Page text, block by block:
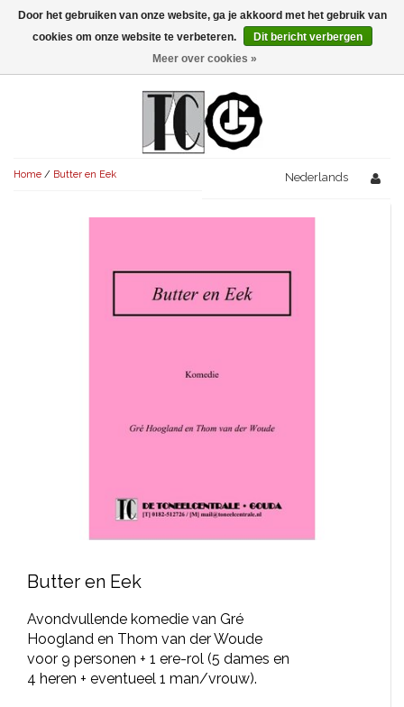
Menu
AVONDVULLEND (+75')
KORT (-30')
AVONDVULLEND (+75')
OVERIG (30'-75')
AVONDVULLEND (+75')
SPEKTAKELSTUKKEN
JONGERENTONEEL
THEATERBOEKEN
SKETCHES
Home / Butter en Eek Nederlands
Butter en Eek
Avondvullende komedie van Gré
Hoogland en Thom van der Woude
voor 9 personen + 1 ere-rol (5 dames en
4 heren + eventueel 1 man/vrouw).
Door het gebruiken van onze website, ga je akkoord met het gebruik van
cookies om onze website te verbeteren.
Dit bericht verbergen
Meer over cookies »